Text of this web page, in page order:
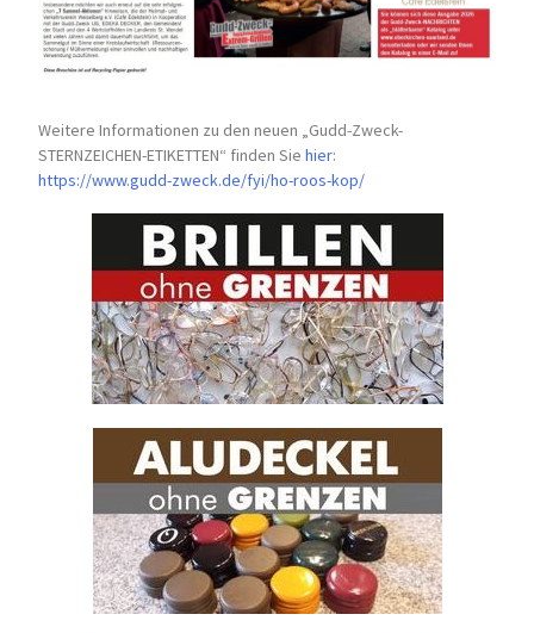
Weitere Informationen zu den neuen „Gudd-Zweck-
STERNZEICHEN-ETIKETTEN“ finden Siehier:
https://www.gudd-zweck.de/fyi/ho-roos-kop/